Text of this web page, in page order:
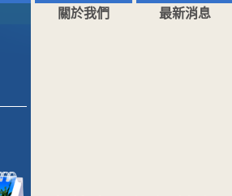
關於我們 最新消息